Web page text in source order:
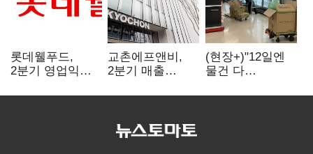
롯데웰푸드,
2분기 영업익
사업이 실적 견인
교촌에프앤비,
2분기 매출
전년보다 4.9%↑
(현장+)"12일엔
물건 다
매대 채우며 문